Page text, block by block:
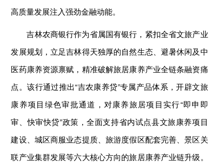
高质量发展注入强劲金融动能。
吉林农商银行作为省属国有银行，紧扣全省文旅产业
发展规划，立足吉林得天独厚的自然生态、避暑休闲及中
医药康养资源禀赋，精准破解旅居康养产业全链条融资痛
点。该行通过推出“吉农康养贷”专属产品体系，开辟文旅
康养项目绿色审批通道，对康养旅居项目实行“即申即
审、快审快贷”政策，全面支持省内试点县文旅康养项目
建设、城区商服业态提质、旅游度假区配套完善、景区关
联产业集群发展等六大核心方向的旅居康养产业链升级。